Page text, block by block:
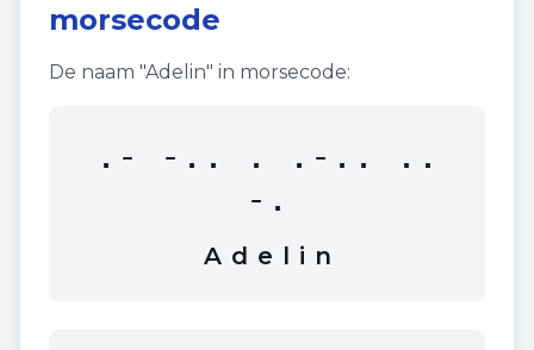
morsecode
De naam "Adelin" in morsecode:
.- -.. . .-.. ..
-.
A d e l i n